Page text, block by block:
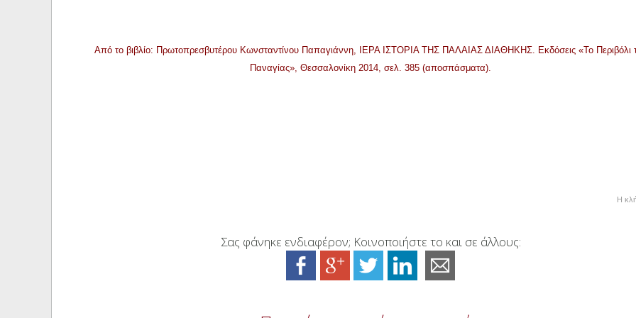
Από το βιβλίο: Πρωτοπρεσβυτέρου Κωνσταντίνου Παπαγιάννη, ΙΕΡΑ ΙΣΤΟΡΙΑ ΤΗΣ ΠΑΛΑΙΑΣ ΔΙΑΘΗΚΗΣ. Εκδόσεις «Το Περιβόλι
Παναγίας», Θεσσαλονίκη 2014, σελ. 385 (αποσπάσματα).
Η
Σας φάνηκε ενδιαφέρον; Κοινοποιήστε το και σε άλλους: